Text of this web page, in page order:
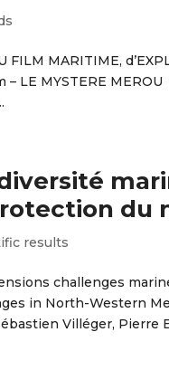
FILM MARITIME,
– LE MYSTERE
du
results
challenges
in North-Western
Villéger, Pierre